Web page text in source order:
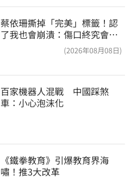
蔡依珊撕掉「完美」標籤！認
了我也會崩潰：傷口終究會癒
(2026年08月08日)
百家機器人混戰　中國踩煞
車：小心泡沫化
《鐵拳教育》引爆教育界海
嘯！推3大改革